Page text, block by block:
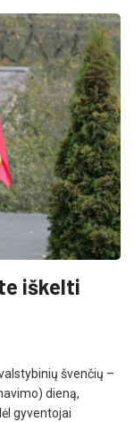
iškelti
švenčių –
dieną,
gyventojai